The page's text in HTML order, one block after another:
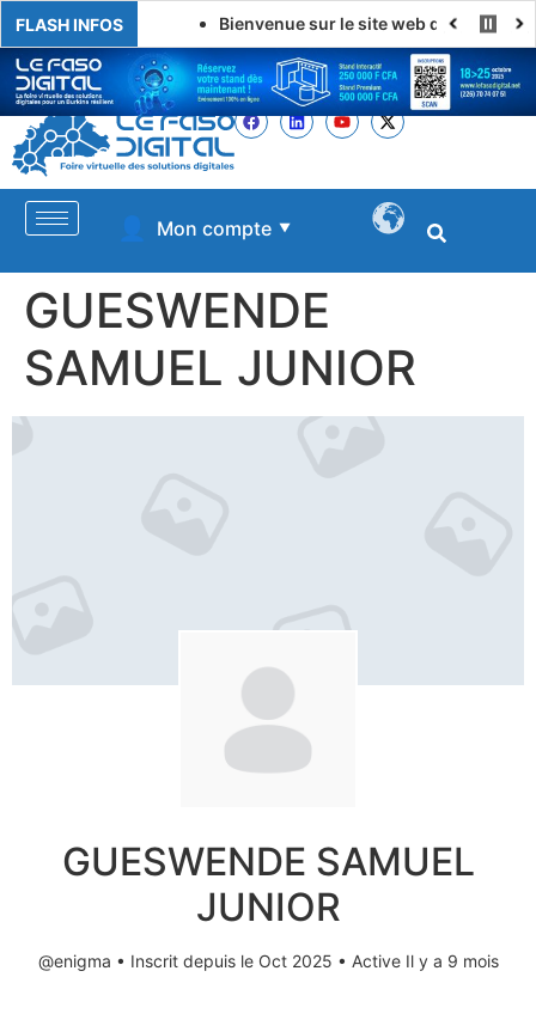
FLASH INFOS Bienvenue sur le site web de LE FASO
👤 Mon compte ▼
GUESWENDE
SAMUEL JUNIOR
GUESWENDE SAMUEL
JUNIOR
@enigma • Inscrit depuis le Oct 2025 • Active Il y a 9 mois